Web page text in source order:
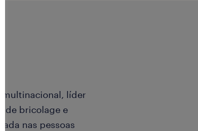
multinacional, líder
de bricolage e
nas pessoas